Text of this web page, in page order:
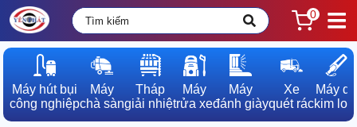
0
Máy hút bụi
công nghiệp
Máy
chà sàn
Tháp
giải nhiệt
Máy
rửa xe
Máy
đánh giày
Xe
quét rác
Máy dò
kim loại